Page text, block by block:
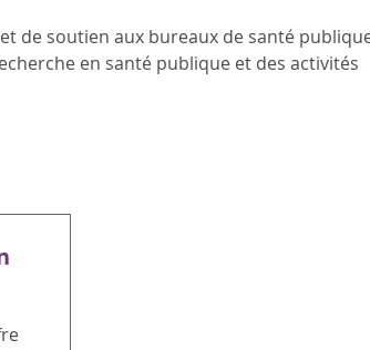
de soutien aux bureaux de santé
en santé publique et des activités